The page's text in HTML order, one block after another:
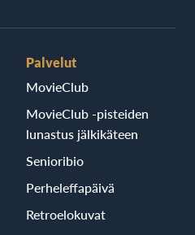
Palvelut
MovieClub
MovieClub -pisteiden
lunastus jälkikäteen
Senioribio
Perheleffapäivä
Retroelokuvat